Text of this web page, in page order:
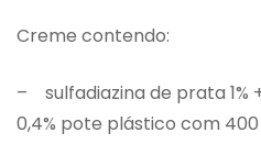
Creme contendo:
– sulfadiazina de prata 1%
0,4% pote plástico com 400